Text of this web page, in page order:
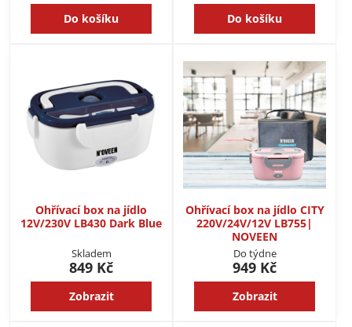
Do košíku Do košíku
Ohřívací box na jídlo
12V/230V LB430 Dark Blue
Skladem
849 Kč
Zobrazit
Ohřívací box na jídlo CITY
220V/24V/12V LB755|
NOVEEN
Do týdne
949 Kč
Zobrazit